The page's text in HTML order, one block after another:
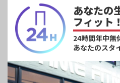
あなたの
フィット！
24時間年中無
あなたのスタ